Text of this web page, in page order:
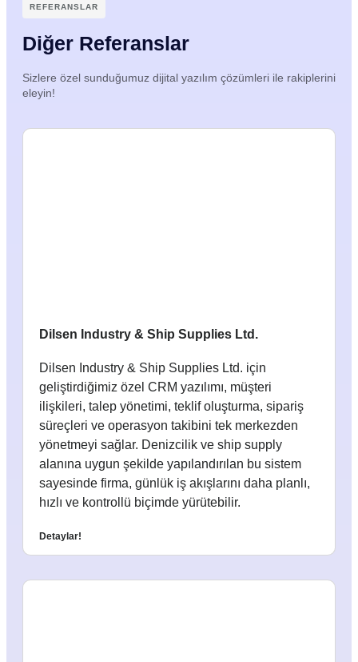
REFERANSLAR
Diğer Referanslar
Sizlere özel sunduğumuz dijital yazılım çözümleri ile rakiplerini
eleyin!
Dilsen Industry & Ship Supplies Ltd.
Dilsen Industry & Ship Supplies Ltd. için
geliştirdiğimiz özel CRM yazılımı, müşteri
ilişkileri, talep yönetimi, teklif oluşturma, sipariş
süreçleri ve operasyon takibini tek merkezden
yönetmeyi sağlar. Denizcilik ve ship supply
alanına uygun şekilde yapılandırılan bu sistem
sayesinde firma, günlük iş akışlarını daha planlı,
hızlı ve kontrollü biçimde yürütebilir.
Detaylar!